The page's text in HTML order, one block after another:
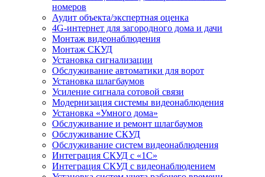
номеров
Аудит объекта/экспертная оценка
4G-интернет для загородного дома и дачи
Монтаж видеонаблюдения
Монтаж СКУД
Установка сигнализации
Обслуживание автоматики для ворот
Установка шлагбаумов
Усиление сигнала сотовой связи
Модернизация системы видеонаблюдения
Установка «Умного дома»
Обслуживание и ремонт шлагбаумов
Обслуживание СКУД
Обслуживание систем видеонаблюдения
Интеграция СКУД с «1С»
Интеграция СКУД с видеонаблюдением